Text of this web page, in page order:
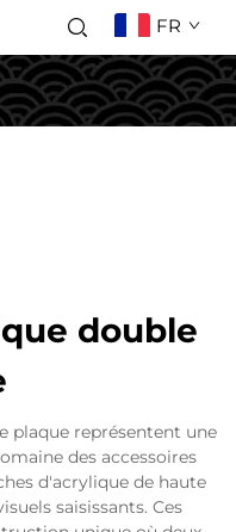
FR
double
plaque représentent une
des accessoires
d'acrylique de haute
saisissants. Ces